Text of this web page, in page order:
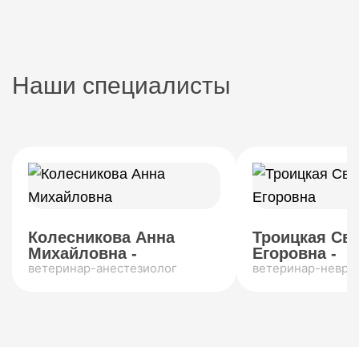
Наши специалисты
Колесникова Анна
Михайловна -
ветеринар-анестезиолог
Троицкая
Егоровна -
ветеринар-